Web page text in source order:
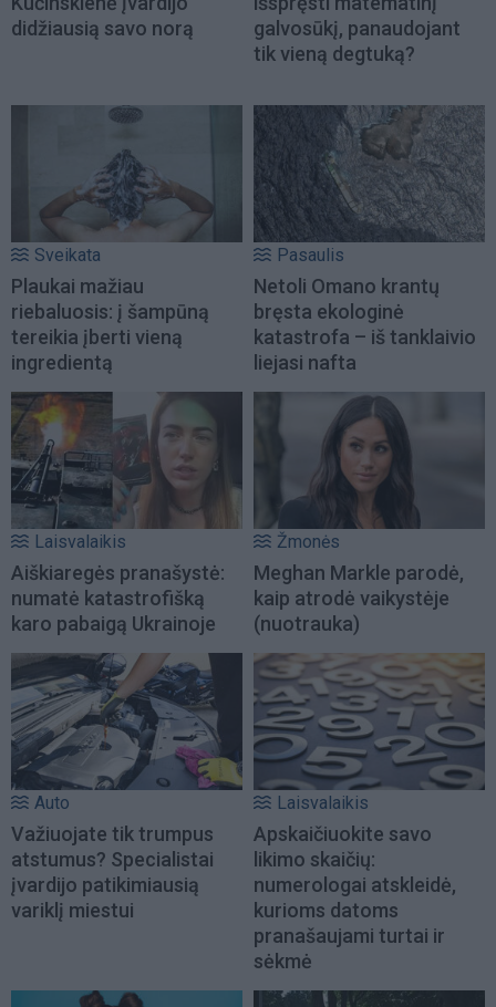
didžiausią savo norą
galvosūkį, panaudojant
tik vieną degtuką?
Sveikata
Plaukai mažiau
riebaluosis: į šampūną
tereikia įberti vieną
ingredientą
Pasaulis
Netoli Omano krantų
bręsta ekologinė
katastrofa – iš tanklaivio
liejasi nafta
Laisvalaikis
Aiškiaregės pranašystė:
numatė katastrofišką
karo pabaigą Ukrainoje
Žmonės
Meghan Markle parodė,
kaip atrodė vaikystėje
(nuotrauka)
Auto
Važiuojate tik trumpus
atstumus? Specialistai
įvardijo patikimiausią
variklį miestui
Laisvalaikis
Apskaičiuokite savo
likimo skaičių:
numerologai atskleidė,
kurioms datoms
pranašaujami turtai ir
sėkmė